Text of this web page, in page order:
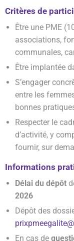
Critères de
Être une PME
associations,
communales,
Être implantée
S’engager
entre les
bonnes
Respecter le
d’activité, y
fournir, sur
Informations
Délai du dépôt
2026
Dépôt des
En cas de